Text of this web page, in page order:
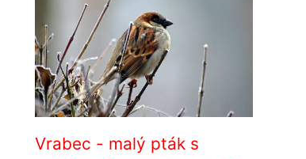
Vrabec - malý pták s